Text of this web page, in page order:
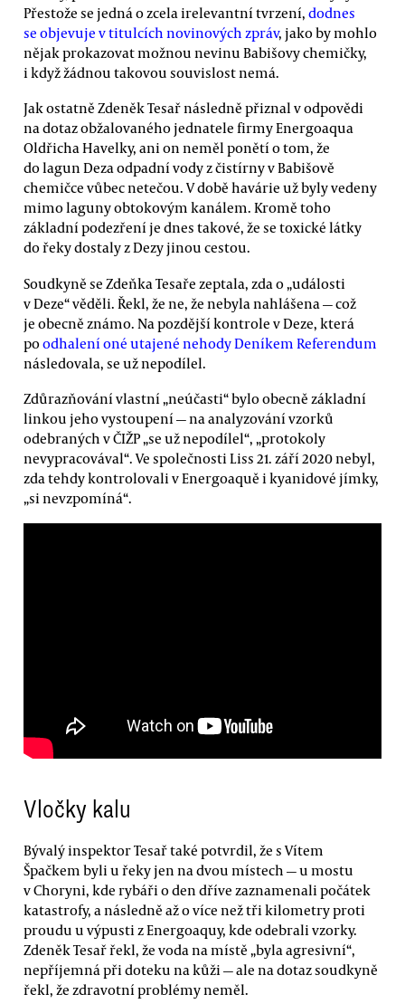
Přestože se jedná o zcela irelevantní tvrzení, dodnes
se objevuje v titulcích novinových zpráv, jako by mohlo
nějak prokazovat možnou nevinu Babišovy chemičky,
i když žádnou takovou souvislost nemá.
Jak ostatně Zdeněk Tesař následně přiznal v odpovědi
na dotaz obžalovaného jednatele firmy Energoaqua
Oldřicha Havelky, ani on neměl ponětí o tom, že
do lagun Deza odpadní vody z čistírny v Babišově
chemičce vůbec netečou. V době havárie už byly vedeny
mimo laguny obtokovým kanálem. Kromě toho
základní podezření je dnes takové, že se toxické látky
do řeky dostaly z Dezy jinou cestou.
Soudkyně se Zdeňka Tesaře zeptala, zda o „události
v Deze“ věděli. Řekl, že ne, že nebyla nahlášena — což
je obecně známo. Na pozdější kontrole v Deze, která
poodhalení oné utajené nehody Deníkem Referendum
následovala, se už nepodílel.
Zdůrazňování vlastní „neúčasti“ bylo obecně základní
linkou jeho vystoupení — na analyzování vzorků
odebraných v ČIŽP „se už nepodílel“, „protokoly
nevypracovával“. Ve společnosti Liss 21. září 2020 nebyl,
zda tehdy kontrolovali v Energoaquě i kyanidové jímky,
„si nevzpomíná“.
Vločky kalu
Bývalý inspektor Tesař také potvrdil, že s Vítem
Špačkem byli u řeky jen na dvou místech — u mostu
v Choryni, kde rybáři o den dříve zaznamenali počátek
katastrofy, a následně až o více než tři kilometry proti
proudu u výpusti z Energoaquy, kde odebrali vzorky.
Zdeněk Tesař řekl, že voda na místě „byla agresivní“,
nepříjemná při doteku na kůži — ale na dotaz soudkyně
řekl, že zdravotní problémy neměl.